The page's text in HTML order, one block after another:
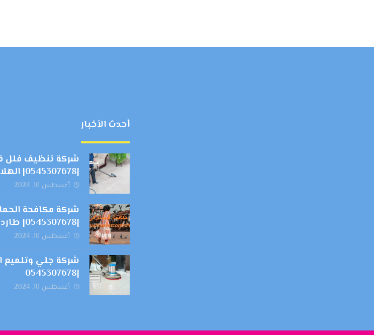
أحدث الأخبار
شركة تنظيف فلل
|0545307678| الهلال الذهبي
أغسطس 10, 2024
شركة مكافحة
|0545307678| طارد الطيور
أغسطس 10, 2024
شركة جلي وتلميع
|0545307678
أغسطس 10, 2024